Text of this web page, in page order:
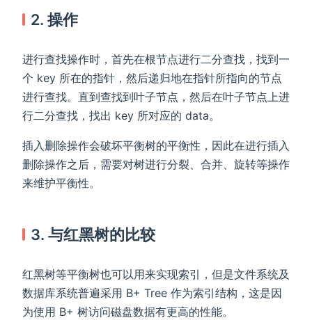
2. 操作
进行查找操作时，首先在根节点进行二分查找，找到一
个 key 所在的指针，然后递归地在指针所指向的节点
进行查找。直到查找到叶子节点，然后在叶子节点上进
行二分查找，找出 key 所对应的 data。
插入删除操作会破坏平衡树的平衡性，因此在进行插入
删除操作之后，需要对树进行分裂、合并、旋转等操作
来维护平衡性。
3. 与红黑树的比较
红黑树等平衡树也可以用来实现索引，但是文件系统及
数据库系统普遍采用 B+ Tree 作为索引结构，这是因
为使用 B+ 树访问磁盘数据有更高的性能。